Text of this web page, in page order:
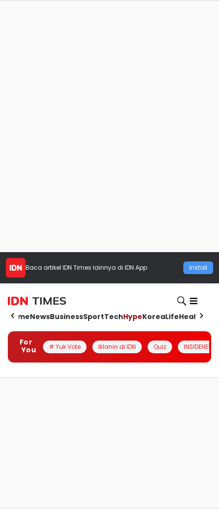
Baca artikel IDN Times lainnya di IDN App Install
HomeNewsBusinessSportTechHypeKoreaLifeHealth
For
You
# Yuk Vote Iklanin di IDN Quiz INSIDENESIA